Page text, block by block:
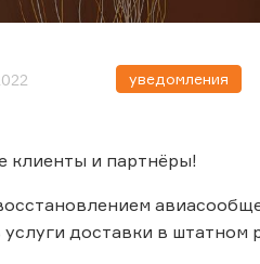
уведомления
клиенты и партнёры!
услуги доставки в штатном